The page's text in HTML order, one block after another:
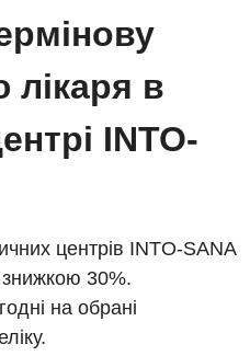
та неврології
лікаря в
INTO-
центрів INTO-SANA
знижкою 30%.
на обрані